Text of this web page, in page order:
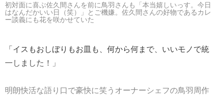
初対面に喜ぶ佐久間さんを前に鳥羽さんも「本当嬉しいっす。今日
はなんだかいい日（笑）」とご機嫌。佐久間さんの好物であるカレ
ー談義にも花を咲かせていた
「イスもおしぼりもお皿も、何から何まで、いいモノで統
一しました！」
明朗快活な語り口で豪快に笑うオーナーシェフの鳥羽周作